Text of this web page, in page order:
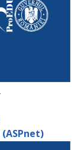
(ASPnet)